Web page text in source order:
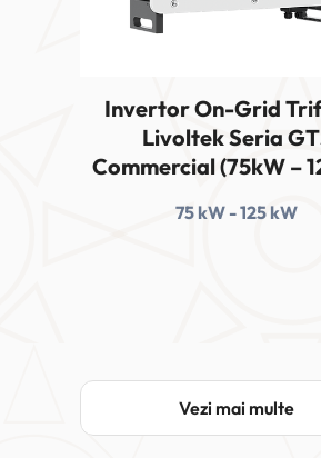
Invertor On-Grid
Livoltek Seria
Commercial (75kW –
75 kW - 125 kW
Vezi mai multe